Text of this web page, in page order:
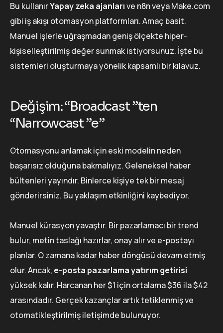
Bu kullanırYapay zeka ajanlarıve n8n veya Make.com
gibi iş akışı otomasyon platformları. Amaç basit.
Manuel işlerle uğraşmadan geniş ölçekte hiper-
kişiselleştirilmiş değer sunmak istiyorsunuz. İşte bu
sistemleri oluşturmaya yönelik kapsamlı bir kılavuz.
Değişim: “Broadcast ”ten
“Narrowcast ”e”
Otomasyonu anlamak için eski modelin neden
başarısız olduğuna bakmalıyız. Geleneksel haber
bültenleri yayındır. Binlerce kişiye tek bir mesaj
gönderirsiniz. Bu yaklaşım etkinliğini kaybediyor.
Manuel kürasyon yavaştır. Bir pazarlamacı bir trend
bulur, metin taslağı hazırlar, onay alır ve e-postayı
planlar. O zamana kadar haber döngüsü devam etmiş
olur. Ancak, e-posta pazarlama yatırım getirisi
yüksek kalır. Harcanan her $1 için ortalama $36 ila $42
arasındadır. Gerçek kazançlar artık tetiklenmiş ve
otomatikleştirilmiş iletişimde bulunuyor.